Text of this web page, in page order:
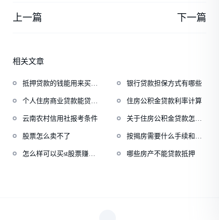
上一篇 下一篇
相关文章
抵押贷款的钱能用来买房
银行贷款担保方式有哪些
个人住房商业贷款能贷多
住房公积金贷款利率计算
云南农村信用社报考条件
关于住房公积金贷款怎么
股票怎么卖不了
按揭房需要什么手续和条
怎么样可以买st股票赚钱
哪些房产不能贷款抵押